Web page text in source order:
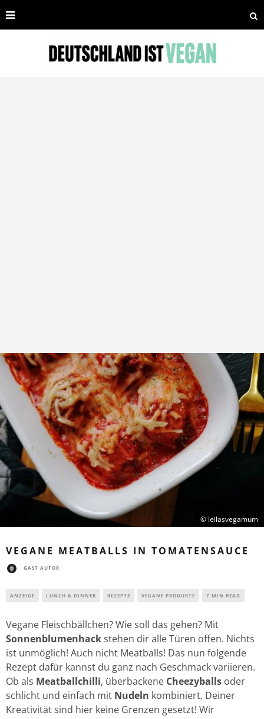
© leilasvegamum
VEGANE MEATBALLS IN TOMATENSAUCE
GAST AUTOR
ANZEIGE LUNCH & DINNER REZEPTE VEGANE PRODUKTE 7 MIN READ
Vegane Fleischbällchen? Wie soll das gehen? Mit
Sonnenblumenhackstehen dir alle Türen offen. Nichts
ist unmöglich! Auch nicht Meatballs! Das nun folgende
Rezept dafür kannst du ganz nach Geschmack variieren.
Ob als Meatballchilli, überbackene Cheezyballs oder
schlicht und einfach mit Nudeln kombiniert. Deiner
Kreativität sind hier keine Grenzen gesetzt! Wir